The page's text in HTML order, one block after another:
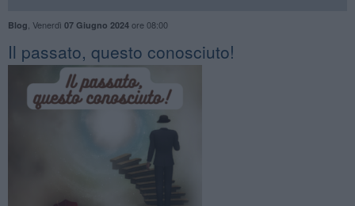
Blog Venerdì 07 Giugno 2024ore 08:00
​Il passato, questo conosciuto!